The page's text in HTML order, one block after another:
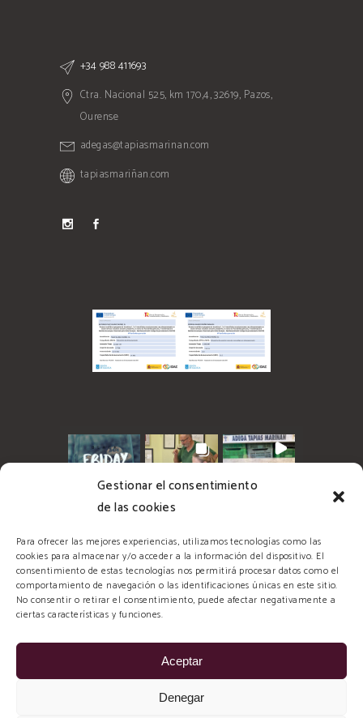
Gestionar el consentimiento
de las cookies
Para ofrecer las mejores experiencias, utilizamos tecnologías como las
cookies para almacenar y/o acceder a la información del dispositivo. El
consentimiento de estas tecnologías nos permitirá procesar datos como el
comportamiento de navegación o las identificaciones únicas en este sitio.
No consentir o retirar el consentimiento, puede afectar negativamente a
ciertas características y funciones.
Aceptar
Denegar
+34 988 411693
Ctra. Nacional 525, km 170,4, 32619, Pazos,
Ourense
adegas@tapiasmarinan.com
tapiasmariñan.com
© 2026 Tapias Mariñán, todos los derechos